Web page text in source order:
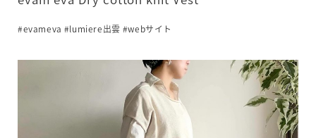
#evameva #lumiere出雲 #webサイト